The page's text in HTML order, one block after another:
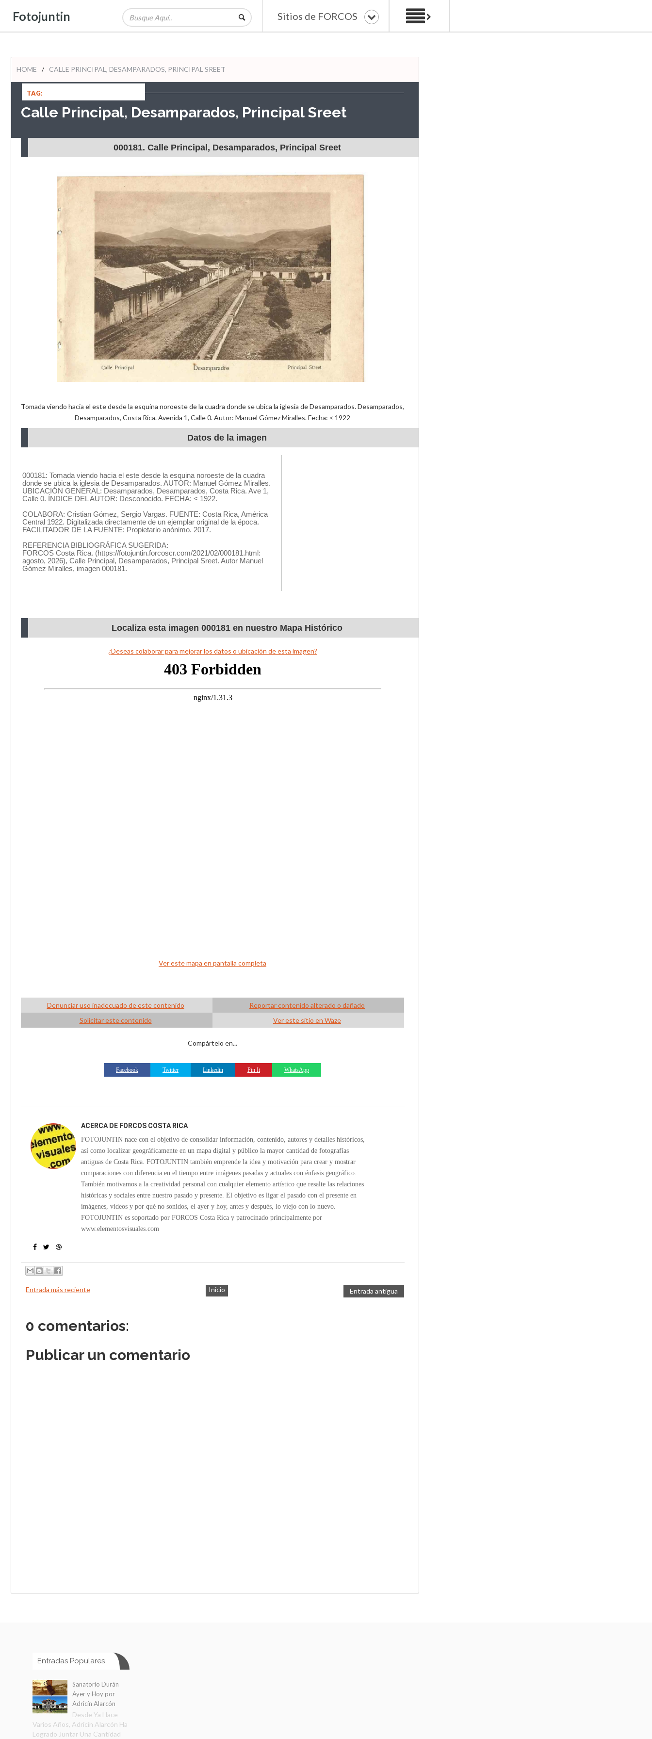
Fotojuntin Sitios de FORCOS
HOME / CALLE PRINCIPAL, DESAMPARADOS, PRINCIPAL SREET
TAG:
Calle Principal, Desamparados, Principal Sreet
000181. Calle Principal, Desamparados, Principal Sreet
Tomada viendo hacia el este desde la esquina noroeste de la cuadra donde se ubica la iglesia de Desamparados. Desamparados,
Desamparados, Costa Rica. Avenida 1, Calle 0. Autor: Manuel Gómez Miralles. Fecha: < 1922
Datos de la imagen
Localiza esta imagen 000181 en nuestro Mapa Histórico
¿Deseas colaborar para mejorar los datos o ubicación de esta imagen?
Ver este mapa en pantalla completa
Denunciar uso inadecuado de este contenido
Reportar contenido alterado o dañado
Solicitar este contenido
Ver este sitio en Waze
Compártelo en...
Facebook Twitter Linkedin Pin It WhatsApp
ACERCA DE FORCOS COSTA RICA
FOTOJUNTIN nace con el objetivo de consolidar información, contenido, autores y detalles históricos,
así como localizar geográficamente en un mapa digital y público la mayor cantidad de fotografías
antiguas de Costa Rica. FOTOJUNTIN también emprende la idea y motivación para crear y mostrar
comparaciones con diferencia en el tiempo entre imágenes pasadas y actuales con énfasis geográfico.
También motivamos a la creatividad personal con cualquier elemento artístico que resalte las relaciones
históricas y sociales entre nuestro pasado y presente. El objetivo es ligar el pasado con el presente en
imágenes, videos y por qué no sonidos, el ayer y hoy, antes y después, lo viejo con lo nuevo.
FOTOJUNTIN es soportado por FORCOS Costa Rica y patrocinado principalmente por
www.elementosvisuales.com
Entrada más reciente Entrada antigua
Inicio
0 comentarios:
Publicar un comentario
Entradas Populares
Sanatorio Durán
Ayer y Hoy por
Adricín Alarcón
Desde Ya Hace
Varios Años, Adricín Alarcón Ha
Logrado Juntar Una Cantidad